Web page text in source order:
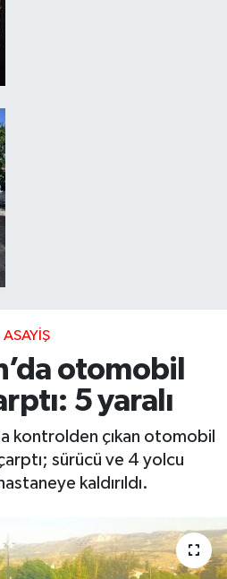
ASAYIŞ
otomobil
5 yaralı
kontrolden çıkan otomobil
sürücü ve 4 yolcu
kaldırıldı.